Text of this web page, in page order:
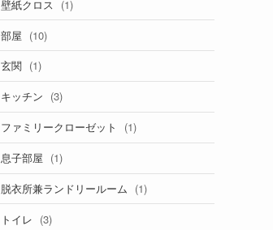
壁紙クロス (1)
部屋 (10)
玄関 (1)
キッチン (3)
ファミリークローゼット (1)
息子部屋 (1)
脱衣所兼ランドリールーム (1)
トイレ (3)